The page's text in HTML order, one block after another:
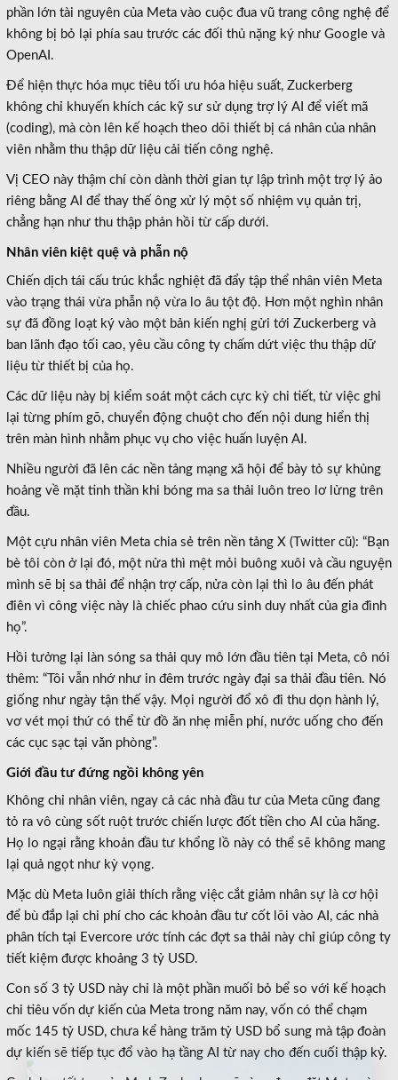
phần lớn tài nguyên của Meta vào cuộc đua vũ trang công nghệ để
không bị bỏ lại phía sau trước các đối thủ nặng ký như Google và
OpenAI.
Để hiện thực hóa mục tiêu tối ưu hóa hiệu suất, Zuckerberg
không chỉ khuyến khích các kỹ sư sử dụng trợ lý AI để viết mã
(coding), mà còn lên kế hoạch theo dõi thiết bị cá nhân của nhân
viên nhằm thu thập dữ liệu cải tiến công nghệ.
Vị CEO này thậm chí còn dành thời gian tự lập trình một trợ lý ảo
riêng bằng AI để thay thế ông xử lý một số nhiệm vụ quản trị,
chẳng hạn như thu thập phản hồi từ cấp dưới.
Nhân viên kiệt quệ và phẫn nộ
Chiến dịch tái cấu trúc khắc nghiệt đã đẩy tập thể nhân viên Meta
vào trạng thái vừa phẫn nộ vừa lo âu tột độ. Hơn một nghìn nhân
sự đã đồng loạt ký vào một bản kiến nghị gửi tới Zuckerberg và
ban lãnh đạo tối cao, yêu cầu công ty chấm dứt việc thu thập dữ
liệu từ thiết bị của họ.
Các dữ liệu này bị kiểm soát một cách cực kỳ chi tiết, từ việc ghi
lại từng phím gõ, chuyển động chuột cho đến nội dung hiển thị
trên màn hình nhằm phục vụ cho việc huấn luyện AI.
Nhiều người đã lên các nền tảng mạng xã hội để bày tỏ sự khủng
hoảng về mặt tinh thần khi bóng ma sa thải luôn treo lơ lửng trên
đầu.
Một cựu nhân viên Meta chia sẻ trên nền tảng X (Twitter cũ): “Bạn
bè tôi còn ở lại đó, một nửa thì mệt mỏi buông xuôi và cầu nguyện
mình sẽ bị sa thải để nhận trợ cấp, nửa còn lại thì lo âu đến phát
điên vì công việc này là chiếc phao cứu sinh duy nhất của gia đình
họ”.
Hồi tưởng lại làn sóng sa thải quy mô lớn đầu tiên tại Meta, cô nói
thêm: “Tôi vẫn nhớ như in đêm trước ngày đại sa thải đầu tiên. Nó
giống như ngày tận thế vậy. Mọi người đổ xô đi thu dọn hành lý,
vơ vét mọi thứ có thể từ đồ ăn nhẹ miễn phí, nước uống cho đến
các cục sạc tại văn phòng”.
Giới đầu tư đứng ngồi không yên
Không chỉ nhân viên, ngay cả các nhà đầu tư của Meta cũng đang
tỏ ra vô cùng sốt ruột trước chiến lược đốt tiền cho AI của hãng.
Họ lo ngại rằng khoản đầu tư khổng lồ này có thể sẽ không mang
lại quả ngọt như kỳ vọng.
Mặc dù Meta luôn giải thích rằng việc cắt giảm nhân sự là cơ hội
để bù đắp lại chi phí cho các khoản đầu tư cốt lõi vào AI, các nhà
phân tích tại Evercore ước tính các đợt sa thải này chỉ giúp công ty
tiết kiệm được khoảng 3 tỷ USD.
Con số 3 tỷ USD này chỉ là một phần muối bỏ bể so với kế hoạch
chi tiêu vốn dự kiến của Meta trong năm nay, vốn có thể chạm
mốc 145 tỷ USD, chưa kể hàng trăm tỷ USD bổ sung mà tập đoàn
dự kiến sẽ tiếp tục đổ vào hạ tầng AI từ nay cho đến cuối thập kỷ.